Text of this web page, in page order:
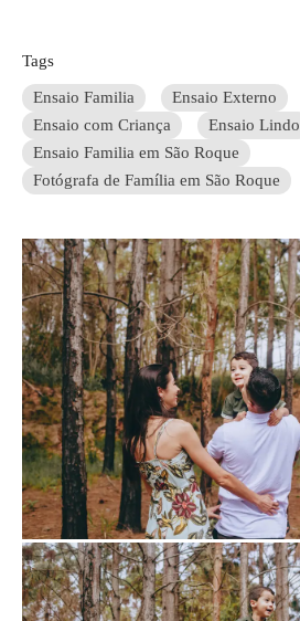
Tags
Ensaio Familia
Ensaio Externo
Ensaio com Criança
Ensaio Lindo
Ensaio Familia em São Roque
Fotógrafa de Família em São Roque